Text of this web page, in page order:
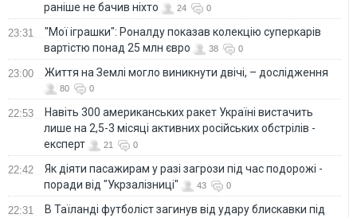
раніше не бачив ніхто
24 0
23:31
"Мої іграшки": Роналду показав колекцію суперкарів
вартістю понад 25 млн євро
38 0
23:00 Життя на Землі могло виникнути двічі, – дослідження
80 0
22:53
Навіть 300 американських ракет Україні вистачить
лише на 2,5-3 місяці активних російських обстрілів -
експерт
21 0
22:42
Як діяти пасажирам у разі загрози під час подорожі -
поради від "Укрзалізниці"
43 0
22:31
В Таїланді футболіст загинув від удару блискавки під